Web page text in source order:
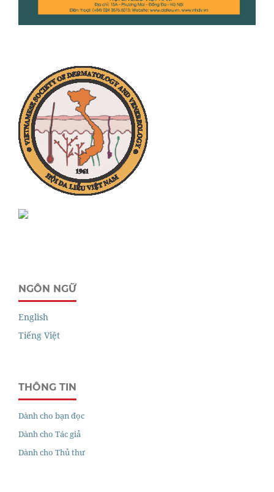
NGÔN NGỮ
English
Tiếng Việt
THÔNG TIN
Dành cho bạn đọc
Dành cho Tác giả
Dành cho Thủ thư